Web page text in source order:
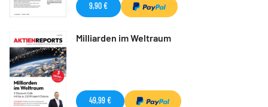
9,90 €
Milliarden im Weltraum
49,99 €